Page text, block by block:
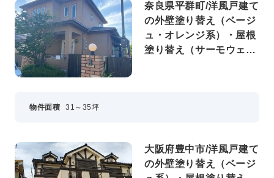
奈良県平群町/洋風戸建て
の外壁塗り替え（ベージ
ュ・オレンジ系）・屋根
塗り替え（サーモウェザ
物件面積 31～35坪
大阪府豊中市/洋風戸建て
の外壁塗り替え（ベージ